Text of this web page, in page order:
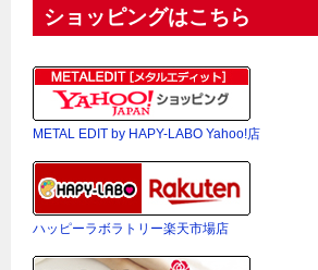
ショッピングはこちら
METAL EDIT by HAPY-LABO Yahoo!店
ハッピーラボラトリー楽天市場店